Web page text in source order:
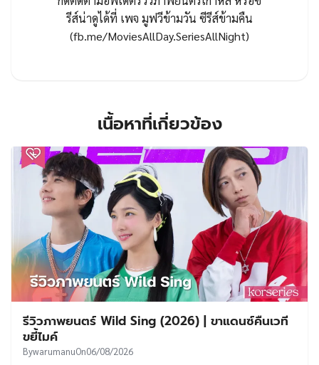
รีส์น่าดูได้ที่ เพจ มูฟวีข้ามวัน ซีรีส์ข้ามคืน
(fb.me/MoviesAllDay.SeriesAllNight)
เนื้อหาที่เกี่ยวข้อง
รีวิวภาพยนตร์ Wild Sing (2026) | ขาแดนซ์คืนเวที
ขยี้ไมค์
BywarumanuOn06/08/2026